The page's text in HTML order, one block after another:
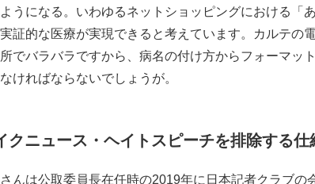
うになる。いわゆるネットショッピングにおける「
証的な医療が実現できると考えています。カルテの
でバラバラですから、病名の付け方からフォーマッ
ければならないでしょうが。
クニュース・ヘイトスピーチを排除する仕
は公取委員長在任時の2019年に日本記者クラブの